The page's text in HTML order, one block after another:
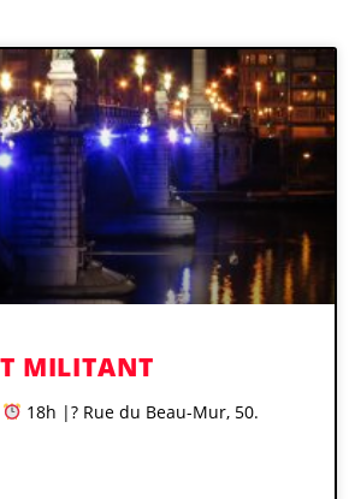
MILITANT
18h |? Rue du Beau-Mur, 50.